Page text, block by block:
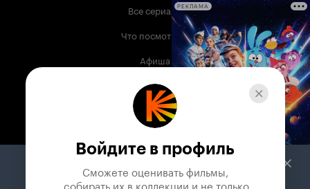
Все сериалы
Что посмотреть
Афиша
Музыка
Телепрограмма
Служба поддержки
РЕКЛАМА
Войдите в профиль
Сможете оценивать фильмы,
собирать их в коллекции и не только